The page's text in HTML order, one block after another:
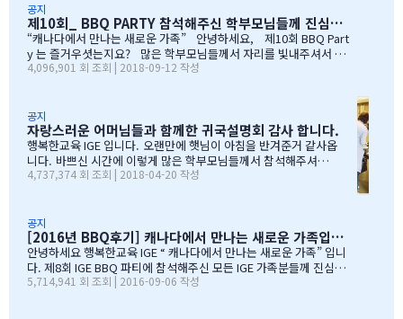
공지
제10회_ BBQ PARTY 참석해주신 학부모님들께 진심으로 감사드립니다
“캐나다에서 만나는 새로운 가족” 안녕하세요, 제10회 BBQ Part
y 는 즐거우셧는지요? 많은 학부모님들께서 자리를 빛내주셔서 너
무 감사합니다. 오전에 비가 와서 많이 걱정을 하엿지만, 다행이도
무 감사하엿지요. (아마 작년에 참석하셧던 학부모님들은 아주 아주
잘 아셧을것입니다 ^^). 매년 여름의 BBQ 파티는 WELCOME TO C
ANADA & WELCOME TO IGE 의미를 두고 있습니다. Q & A 에서 I
GE 의 Motto 에 대해서, 언급드린봐와 같이, 행사 준비에 음식준비
그리고 상품 물건을 구입하면서, 필요하신 생필품(?)이 무엇인지? 고
4,096,901 회 조회 | 2018-09-12 작성
공지
자랑스러운 어머님들과 함께한 귀국설명회 감사 합니다.
행복한교육 IGE 입니다. 오랜만에 햇님이 아침을 반겨준거 같사옵
니다. 바쁘신 시간에 이렇게 많은 학부모님들께서 참석해주셔서
자리를 빛내주셔서 진심으로 감사 또 감사드립니다. 멀리서 남아
rean 어머님들은 준비성은 최고 인걸 다시 느끼게된 하루엿습니
다. 유학맘이야기에 댓글이 27 이였지만, 참석해주시는 학부모
님들은 50분이 넘으셔서, 처음 오픈닝때 당황스러웠지만요~~ 바
쁘신 와중에 참석해주신 [TD은행,오경호부동산,웨스트캐나다종
합보험,캐나다쉬핑(코쉽해운),한인모터스]VERY 감사드리며, 언제
4,737,374 회 조회 | 2018-04-20 작성
공지
[2016년 BBQ후기] 캐나다에서 만나는 새로운 가족입니다
안녕하세요 행복한교육 IGE “ 캐나다에서 만나는 새로운 가족” 입니
다. 제8회 IGE BBQ 파티에 참석해주신 모든 IGE 가족분들께 진심으
로 감사드립니다. 오전에 비가 와서 걱정 또 걱정을 하였지만, 어느
5,714,941 회 조회 | 2016-09-06 작성